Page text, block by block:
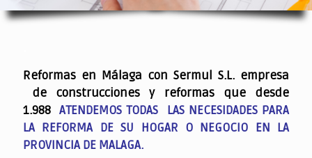
Reformas en Málaga con Sermul S.L. empresa
de construcciones y reformas que desde
1.988ATENDEMOS TODAS LAS NECESIDADES PARA
LA REFORMA DE SU HOGAR O NEGOCIO EN LA
PROVINCIA DE MALAGA.